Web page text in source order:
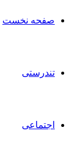
صفحه نخست
تندرستی
اجتماعی